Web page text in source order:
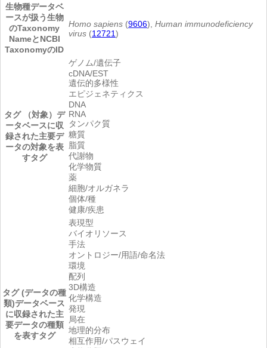
生物種データベ
ースが扱う生物
のTaxonomy
NameとNCBI
TaxonomyのID
Homo sapiens (9606), Human immunodeficiency
virus (12721)
タグ （対象） デ
ータベースに収
録された主要デ
ータの対象を表
すタグ
ゲノム/遺伝子
cDNA/EST
遺伝的多様性
エピジェネティクス
DNA
RNA
タンパク質
糖質
脂質
代謝物
化学物質
薬
細胞/オルガネラ
個体/種
健康/疾患
タグ (データの種
類)データベース
に収録された主
要データの種類
を表すタグ
表現型
バイオリソース
手法
オントロジー/用語/命名法
環境
配列
3D構造
化学構造
発現
局在
地理的分布
相互作用/パスウェイ